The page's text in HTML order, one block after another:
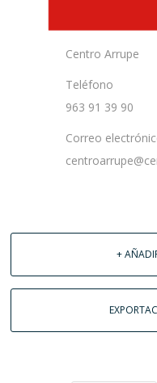
Centro Arrupe
Teléfono
963 91 39 90
Correo
+